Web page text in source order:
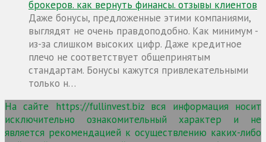
брокеров. как вернуть финансы. отзывы клиентов
Даже бонусы, предложенные этими компаниями,
выглядят не очень правдоподобно. Как минимум -
из-за слишком высоких цифр. Даже кредитное
плечо не соответствует общепринятым
стандартам. Бонусы кажутся привлекательными
только н…
На сайте https://fullinvest.biz вся информация носит
исключительно ознакомительный характер и не
является рекомендацией к осуществлению каких-либо